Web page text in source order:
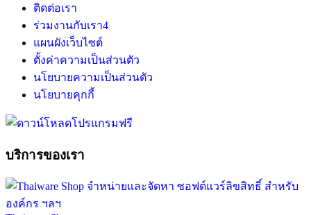
ติดต่อเรา
ร่วมงานกับเรา4
แผนผังเว็บไซต์
ตั้งค่าความเป็นส่วนตัว
นโยบายความเป็นส่วนตัว
นโยบายคุกกี้
บริการของเรา